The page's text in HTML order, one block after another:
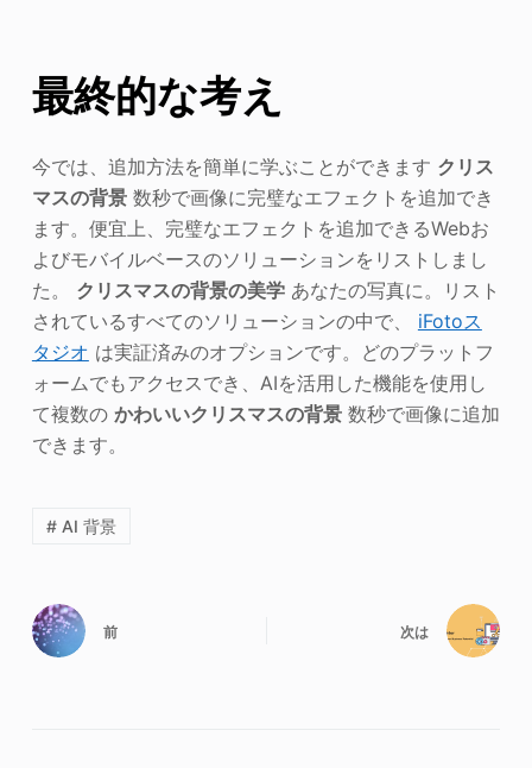
最終的な考え
今では、追加方法を簡単に学ぶことができます クリス
マスの背景数秒で画像に完璧なエフェクトを追加でき
ます。便宜上、完璧なエフェクトを追加できるWebお
よびモバイルベースのソリューションをリストしまし
た。 クリスマスの背景の美学あなたの写真に。リスト
されているすべてのソリューションの中で、 iFotoス
タジオ は実証済みのオプションです。どのプラットフ
ォームでもアクセスでき、AIを活用した機能を使用し
て複数の かわいいクリスマスの背景数秒で画像に追加
できます。
# AI 背景
前 次は